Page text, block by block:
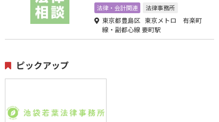
法律・会計関連 法律事務所
東京都豊島区 東京メトロ 有楽町
線・副都心線 要町駅
ピックアップ